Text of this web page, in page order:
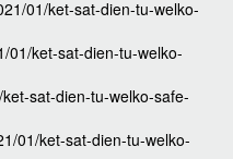
01/ket-sat-dien-tu-welko-
01/ket-sat-dien-tu-welko-
sat-dien-tu-welko-safe-
01/ket-sat-dien-tu-welko-